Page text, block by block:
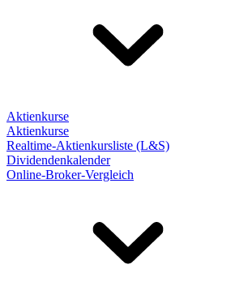
Aktienkurse
Aktienkurse
Realtime-Aktienkursliste (L&S)
Dividendenkalender
Online-Broker-Vergleich